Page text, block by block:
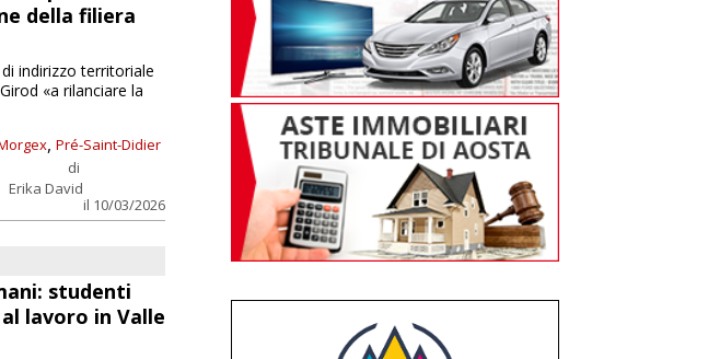
della filiera
, Pré-Saint-Didier
di
Erika David
il 10/03/2026
indirizzo territoriale
«a rilanciare la
studenti
lavoro in Valle